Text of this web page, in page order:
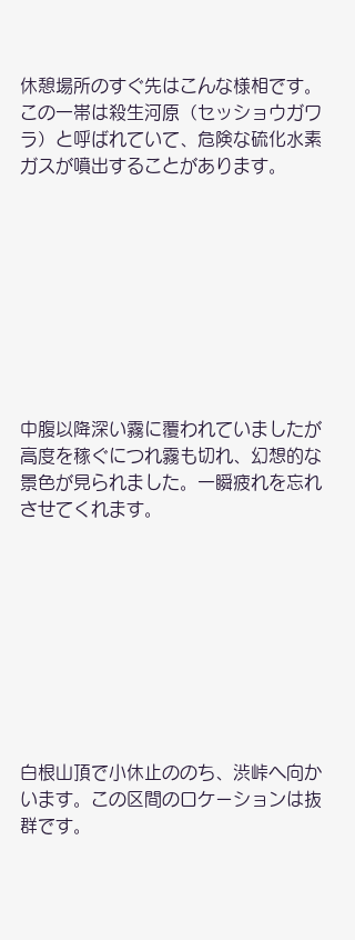
休憩場所のすぐ先はこんな様相です。
この一帯は殺生河原（セッショウガワ
ラ）と呼ばれていて、危険な硫化水素
ガスが噴出することがあります。
中腹以降深い霧に覆われていましたが
高度を稼ぐにつれ霧も切れ、幻想的な
景色が見られました。一瞬疲れを忘れ
させてくれます。
白根山頂で小休止ののち、渋峠へ向か
います。この区間のロケーションは抜
群です。